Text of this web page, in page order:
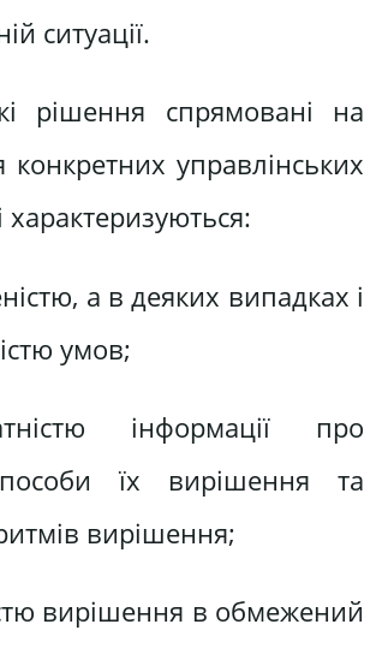
ситуації.
рішення спрямовані на
конкретних управлінських
характеризуються:
а в деяких випадках і
умов;
інформації про
їх вирішення та
вирішення;
вирішення в обмежений